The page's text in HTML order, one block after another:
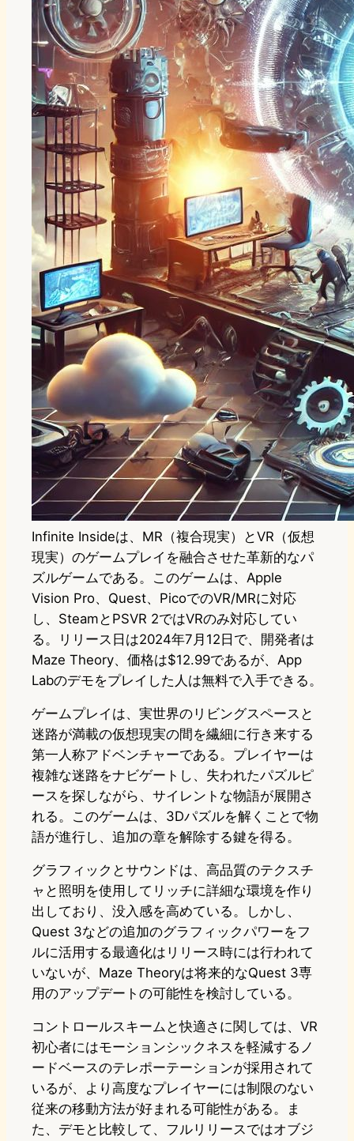
Infinite Insideは、MR（複合現実）とVR（仮想
現実）のゲームプレイを融合させた革新的なパ
ズルゲームである。このゲームは、Apple
Vision Pro、Quest、PicoでのVR/MRに対応
し、SteamとPSVR 2ではVRのみ対応してい
る。リリース日は2024年7月12日で、開発者は
Maze Theory、価格は$12.99であるが、App
Labのデモをプレイした人は無料で入手できる。
ゲームプレイは、実世界のリビングスペースと
迷路が満載の仮想現実の間を繊細に行き来する
第一人称アドベンチャーである。プレイヤーは
複雑な迷路をナビゲートし、失われたパズルピ
ースを探しながら、サイレントな物語が展開さ
れる。このゲームは、3Dパズルを解くことで物
語が進行し、追加の章を解除する鍵を得る。
グラフィックとサウンドは、高品質のテクスチ
ャと照明を使用してリッチに詳細な環境を作り
出しており、没入感を高めている。しかし、
Quest 3などの追加のグラフィックパワーをフ
ルに活用する最適化はリリース時には行われて
いないが、Maze Theoryは将来的なQuest 3専
用のアップデートの可能性を検討している。
コントロールスキームと快適さに関しては、VR
初心者にはモーションシックネスを軽減するノ
ードベースのテレポーテーションが採用されて
いるが、より高度なプレイヤーには制限のない
従来の移動方法が好まれる可能性がある。ま
た、デモと比較して、フルリリースではオブジ